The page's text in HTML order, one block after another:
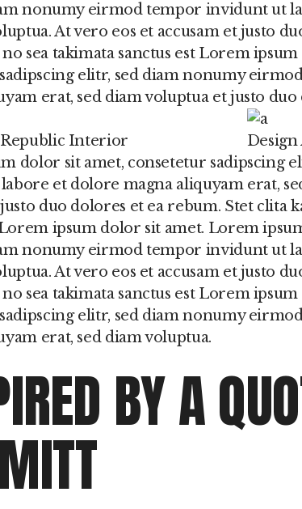
nonumy eirmod tempor invidunt ut
At vero eos et accusam et justo
sea takimata sanctus est Lorem
elitr, sed diam nonumy
erat, sed diam voluptua et justo
Interior
dolor sit amet, consetetur sadipscing
et dolore magna aliquyam erat,
duo dolores et ea rebum. Stet clita
ipsum dolor sit amet. Lorem
nonumy eirmod tempor invidunt ut
At vero eos et accusam et justo
sea takimata sanctus est Lorem
elitr, sed diam nonumy
erat, sed diam voluptua.
BY A